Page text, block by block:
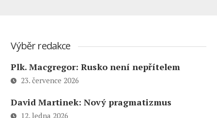
Výběr redakce
Plk. Macgregor: Rusko není nepřítelem
23. července 2026
David Martinek: Nový pragmatizmus
12. ledna 2026